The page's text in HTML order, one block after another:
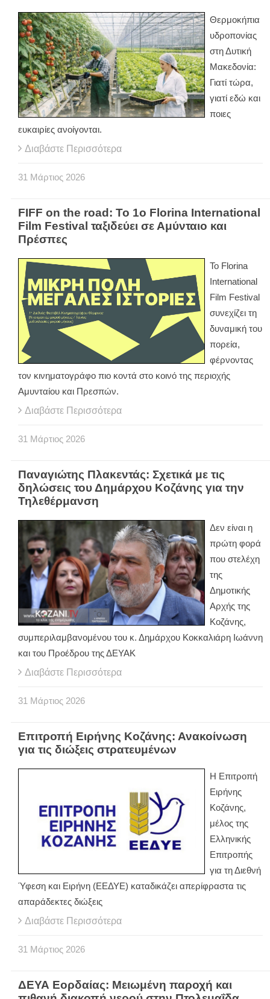
Θερμοκήπια
υδροπονίας
στη Δυτική
Μακεδονία:
Γιατί τώρα,
γιατί εδώ και
ποιες
ευκαιρίες ανοίγονται.
Διαβάστε Περισσότερα
31 Μάρτιος 2026
FIFF on the road: Το 1ο Florina International
Film Festival ταξιδεύει σε Αμύνταιο και
Πρέσπες
Το Florina
International
Film Festival
συνεχίζει τη
δυναμική του
πορεία,
φέρνοντας
τον κινηματογράφο πιο κοντά στο κοινό της περιοχής
Αμυνταίου και Πρεσπών.
Διαβάστε Περισσότερα
31 Μάρτιος 2026
Παναγιώτης Πλακεντάς: Σχετικά με τις
δηλώσεις του Δημάρχου Κοζάνης για την
Τηλεθέρμανση
Δεν είναι η
πρώτη φορά
που στελέχη
της
Δημοτικής
Αρχής της
Κοζάνης,
συμπεριλαμβανομένου του κ. Δημάρχου Κοκκαλιάρη Ιωάννη
και του Προέδρου της ΔΕΥΑΚ
Διαβάστε Περισσότερα
31 Μάρτιος 2026
Επιτροπή Ειρήνης Κοζάνης: Ανακοίνωση
για τις διώξεις στρατευμένων
Η Επιτροπή
Ειρήνης
Κοζάνης,
μέλος της
Ελληνικής
Επιτροπής
για τη Διεθνή
Ύφεση και Ειρήνη (ΕΕΔΥΕ) καταδικάζει απερίφραστα τις
απαράδεκτες διώξεις
Διαβάστε Περισσότερα
31 Μάρτιος 2026
ΔΕΥΑ Εορδαίας: Μειωμένη παροχή και